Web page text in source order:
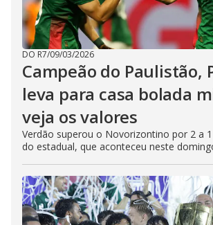
DO R7/09/03/2026
Campeão do Paulistão,
leva para casa bolada
veja os valores
Verdão superou o Novorizontino por 2 a
do estadual, que aconteceu neste